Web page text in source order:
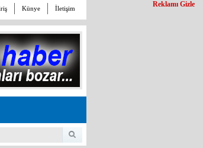
Künye İletişim Reklamı Gizle